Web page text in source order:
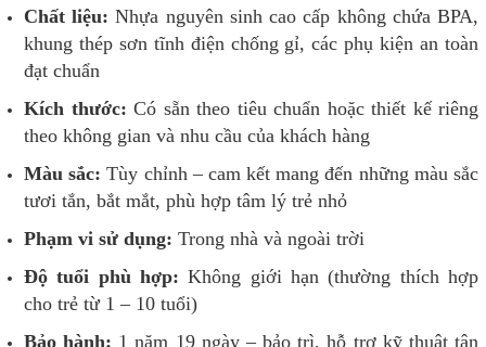
Chất liệu: Nhựa nguyên sinh cao cấp không chứa BPA,
khung thép sơn tĩnh điện chống gỉ, các phụ kiện an toàn
đạt chuẩn
Kích thước: Có sẵn theo tiêu chuẩn hoặc thiết kế riêng
theo không gian và nhu cầu của khách hàng
Màu sắc: Tùy chỉnh – cam kết mang đến những màu sắc
tươi tắn, bắt mắt, phù hợp tâm lý trẻ nhỏ
Phạm vi sử dụng: Trong nhà và ngoài trời
Độ tuổi phù hợp: Không giới hạn (thường thích hợp
cho trẻ từ 1 – 10 tuổi)
Bảo hành: 1 năm 19 ngày – bảo trì, hỗ trợ kỹ thuật tận